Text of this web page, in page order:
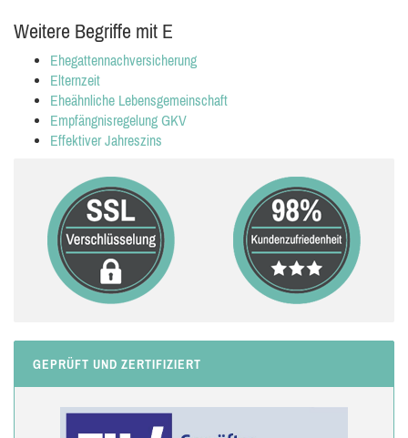
Weitere Begriffe mit E
Ehegattennachversicherung
Elternzeit
Eheähnliche Lebensgemeinschaft
Empfängnisregelung GKV
Effektiver Jahreszins
GEPRÜFT UND ZERTIFIZIERT